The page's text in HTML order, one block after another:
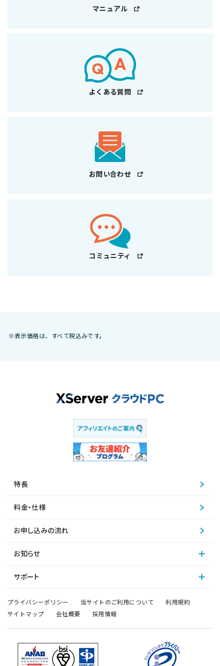
マニュアル
よくある質問
お問い合わせ
コミュニティ
※表示価格は、すべて税込みです。
特長
料金・仕様
お申し込みの流れ
お知らせ
サポート
プライバシーポリシー 当サイトのご利用について
利用規約
サイトマップ
会社概要 採用情報